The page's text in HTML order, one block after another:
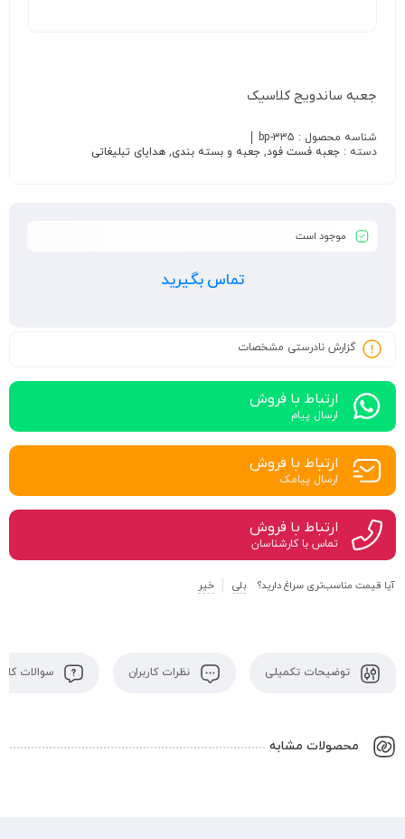
جعبه ساندویج کلاسیک
شناسه محصول : bp-335
دسته : جعبه فست فود, جعبه و بسته بندی, هدایای تبلیغاتی
موجود است
تماس بگیرید
گزارش نادرستی مشخصات
ارتباط با فروش
ارسال پیام
ارتباط با فروش
ارسال پیامک
ارتباط با فروش
تماس با کارشناسان
آیا قیمت مناسب‌تری سراغ دارید؟ بلی خیر
توضیحات تکمیلی نظرات کاربران سوالات
محصولات مشابه